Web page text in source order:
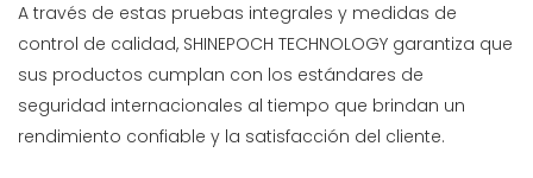
A través de estas pruebas integrales y medidas de
control de calidad, SHINEPOCH TECHNOLOGY garantiza que
sus productos cumplan con los estándares de
seguridad internacionales al tiempo que brindan un
rendimiento confiable y la satisfacción del cliente.